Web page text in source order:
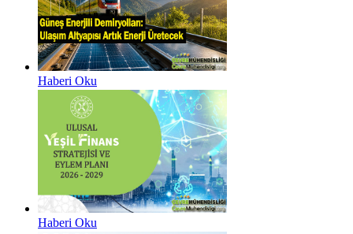
Haberi Oku
Haberi Oku